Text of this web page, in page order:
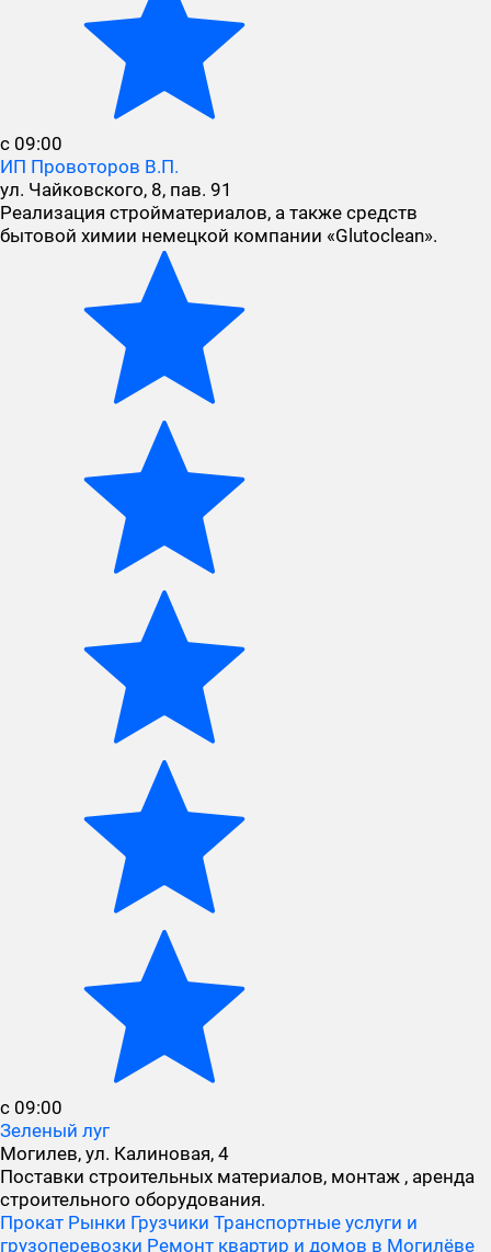
с 09:00
ИП Провоторов В.П.
ул. Чайковского, 8, пав. 91
Реализация стройматериалов, а также средств
бытовой химии немецкой компании «Glutoclean».
с 09:00
Зеленый луг
Могилев, ул. Калиновая, 4
Поставки строительных материалов, монтаж , аренда
строительного оборудования.
Прокат Рынки Грузчики Транспортные услуги и
грузоперевозки Ремонт квартир и домов в Могилёве